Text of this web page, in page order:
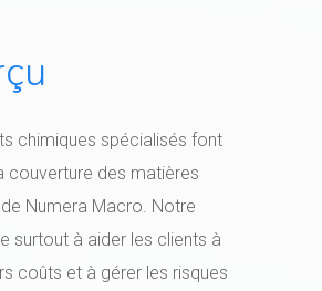
chimiques spécialisés font
couverture des matières
Numera Macro. Notre
surtout à aider les clients à
coûts et à gérer les risques